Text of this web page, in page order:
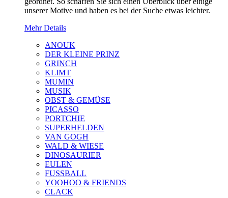
unserer Motive und haben es bei der Suche etwas leichter.
Mehr Details
ANOUK
DER KLEINE PRINZ
GRINCH
KLIMT
MUMIN
MUSIK
OBST & GEMÜSE
PICASSO
PORTCHIE
SUPERHELDEN
VAN GOGH
WALD & WIESE
DINOSAURIER
EULEN
FUSSBALL
YOOHOO & FRIENDS
CLACK